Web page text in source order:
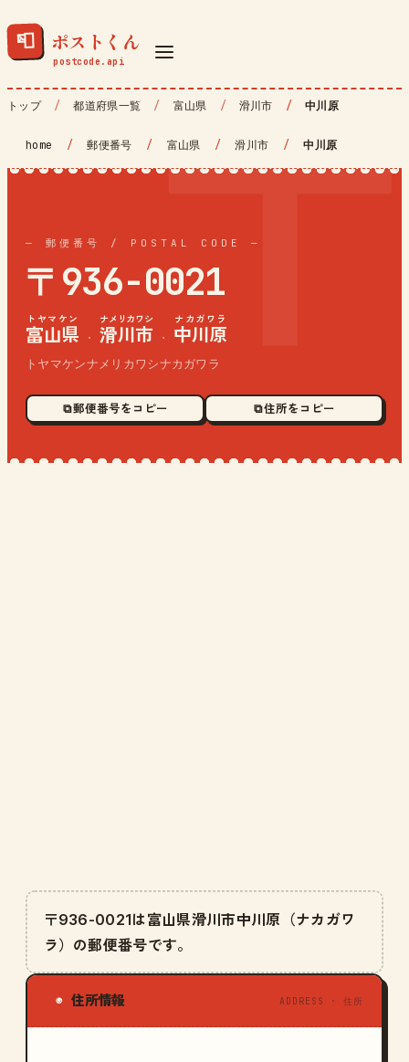
📮 ポストくん
トップ 都道府県一覧 富山県 滑川市 中川原
home / 郵便番号 / 富山県 / 滑川市 / 中川原
— 郵便番号 / POSTAL CODE —
〒936-0021
富山県
トヤマケン
· 滑川市
ナメリカワシ
· 中川原
ナカガワラ
トヤマケンナメリカワシナカガワラ
⧉ 郵便番号をコピー ⧉ 住所をコピー
〒936-0021は富山県滑川市中川原（ナカガワ
ラ）の郵便番号です。
◉ 住所情報 ADDRESS · 住所